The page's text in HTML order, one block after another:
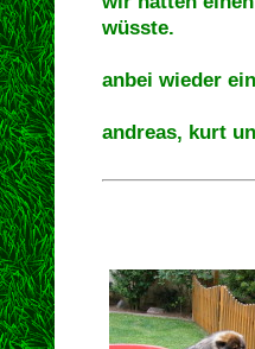
wüsste.
anbei wieder
andreas, kurt